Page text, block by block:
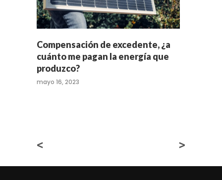
Compensación de excedente, ¿a
cuánto me pagan la energía que
produzco?
mayo 16, 2023
< >